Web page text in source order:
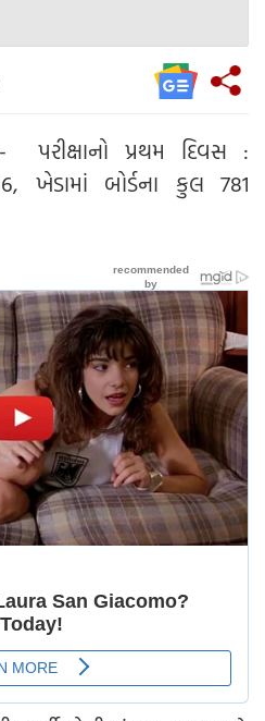
પરીક્ષાનો પ્રથમ દિવસ :
ખેડામાં બોર્ડના કુલ 781